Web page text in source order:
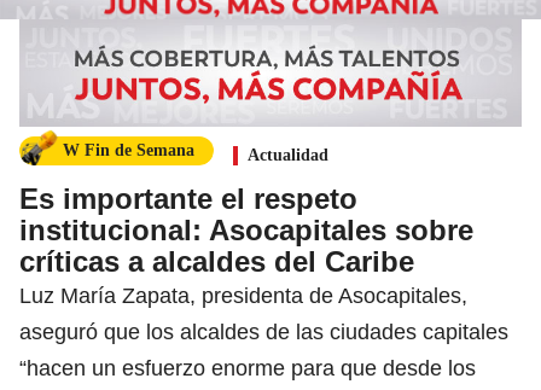
W Fin de Semana Actualidad
Es importante el respeto
institucional: Asocapitales sobre
críticas a alcaldes del Caribe
Luz María Zapata, presidenta de Asocapitales,
aseguró que los alcaldes de las ciudades capitales
“hacen un esfuerzo enorme para que desde los